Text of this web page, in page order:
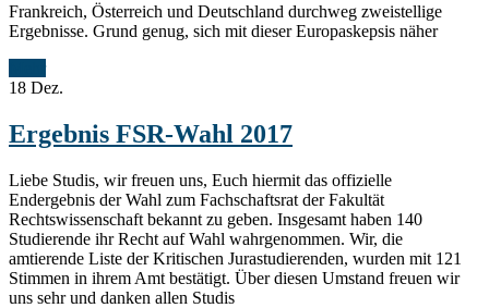
Frankreich, Österreich und Deutschland durchweg zweistellige
Ergebnisse. Grund genug, sich mit dieser Europaskepsis näher
18 Dez.
Ergebnis FSR-Wahl 2017
Liebe Studis, wir freuen uns, Euch hiermit das offizielle
Endergebnis der Wahl zum Fachschaftsrat der Fakultät
Rechtswissenschaft bekannt zu geben. Insgesamt haben 140
Studierende ihr Recht auf Wahl wahrgenommen. Wir, die
amtierende Liste der Kritischen Jurastudierenden, wurden mit 121
Stimmen in ihrem Amt bestätigt. Über diesen Umstand freuen wir
uns sehr und danken allen Studis